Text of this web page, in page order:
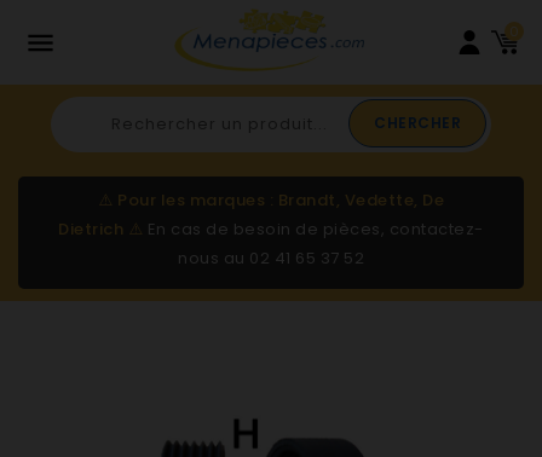
 0
CHERCHER
⚠️ Pour les marques : Brandt, Vedette, De
Dietrich ⚠️ En cas de besoin de pièces, contactez-
nous au 02 41 65 37 52